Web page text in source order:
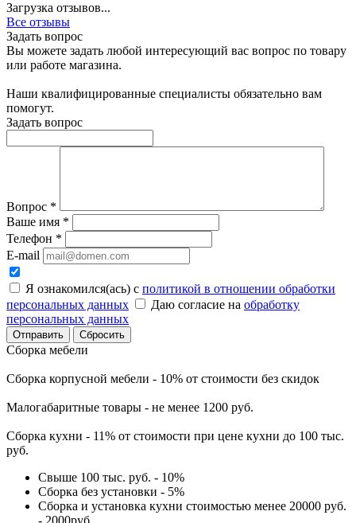
Загрузка отзывов...
Все отзывы
Задать вопрос
Вы можете задать любой интересующий вас вопрос по товару
или работе магазина.
Наши квалифицированные специалисты обязательно вам
помогут.
Задать вопрос
Вопрос *
Ваше имя *
Телефон *
E-mail
Я ознакомился(ась) с политикой в отношении обработки
персональных данных
Даю согласие на обработку
персональных данных
Сбросить
Сборка мебели
Сборка корпусной мебели - 10% от стоимости без скидок
Малогабаритные товары - не менее 1200 руб.
Сборка кухни - 11% от стоимости при цене кухни до 100 тыс.
руб.
Свыше 100 тыс. руб. - 10%
Сборка без установки - 5%
Сборка и установка кухни стоимостью менее 20000 руб.